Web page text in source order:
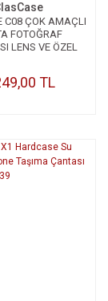
C08 ÇOK AMAÇLI
FOTOĞRAF
LENS VE ÖZEL
TL